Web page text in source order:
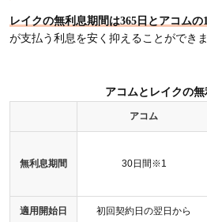
レイクの無利息期間は365日とアコムの
が支払う利息を安く抑えることができま
アコムとレイクの無
アコム
無利息期間 30日間※1
適用開始日 初回契約日の翌日から